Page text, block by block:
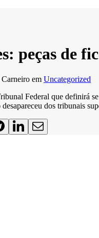
peças de
Carneiro em Uncategorized
Federal que definirá
dos tribunais